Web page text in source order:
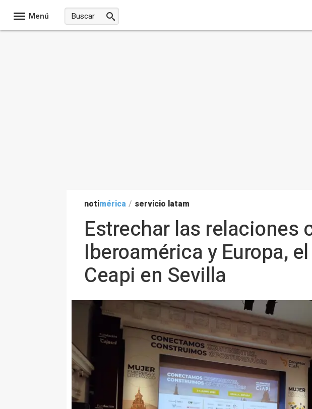
Menú
notimérica / servicio latam
Estrechar las relaciones
Iberoamérica y Europa,
Ceapi en Sevilla